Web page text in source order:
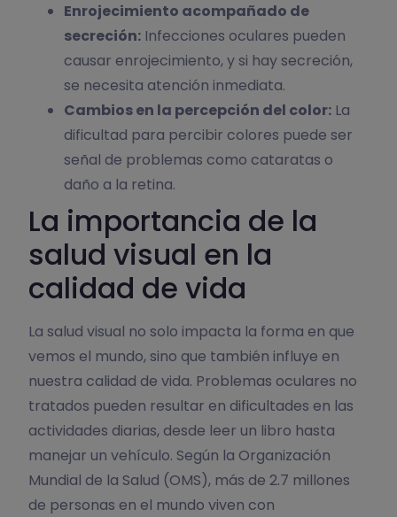
Enrojecimiento acompañado de
secreción: Infecciones oculares pueden
causar enrojecimiento, y si hay secreción,
se necesita atención inmediata.
Cambios en la percepción del color: La
dificultad para percibir colores puede ser
señal de problemas como cataratas o
daño a la retina.
La importancia de la
salud visual en la
calidad de vida
La salud visual no solo impacta la forma en que
vemos el mundo, sino que también influye en
nuestra calidad de vida. Problemas oculares no
tratados pueden resultar en dificultades en las
actividades diarias, desde leer un libro hasta
manejar un vehículo. Según la Organización
Mundial de la Salud (OMS), más de 2.7 millones
de personas en el mundo viven con